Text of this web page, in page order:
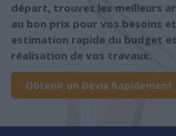
départ, trouvez les meilleurs
au bon prix pour vos besoins
estimation rapide du budget
réalisation de vos travaux.
Obtenir un Devis Rapidement